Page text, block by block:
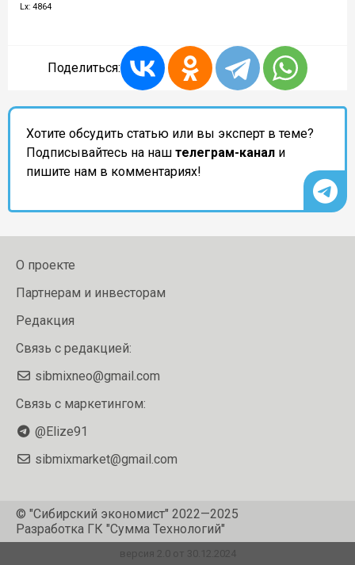
Lx: 4864
Поделиться:
Хотите обсудить статью или вы эксперт в теме?
Подписывайтесь на наш телеграм-канал и
пишите нам в комментариях!
О проекте
Партнерам и инвесторам
Редакция
Связь с редакцией:
sibmixneo@gmail.com
Связь с маркетингом:
@Elize91
sibmixmarket@gmail.com
© "Сибирский экономист" 2022—2025
Разработка ГК "Сумма Технологий"
версия 2.0 от 30.12.2024